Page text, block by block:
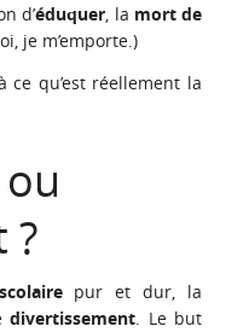
d’éduquer, la mort de
je m’emporte.)
ce qu’est réellement la
?
pur et dur, la
divertissement. Le but